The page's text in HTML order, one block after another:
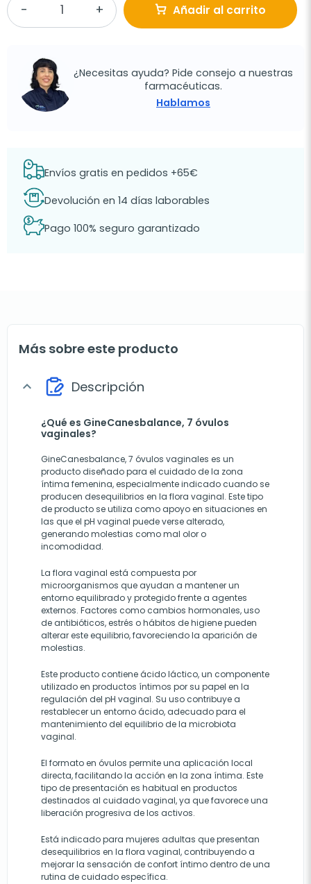
Añadir al carrito
¿Necesitas ayuda? Pide consejo a nuestras
farmacéuticas.
Hablamos
Envíos gratis en pedidos +65€
Devolución en 14 días laborables
Pago 100% seguro garantizado
Más sobre este producto
expand_more Descripción
¿Qué es GineCanesbalance, 7 óvulos
vaginales?
GineCanesbalance, 7 óvulos vaginales es un
producto diseñado para el cuidado de la zona
íntima femenina, especialmente indicado cuando se
producen desequilibrios en la flora vaginal. Este tipo
de producto se utiliza como apoyo en situaciones en
las que el pH vaginal puede verse alterado,
generando molestias como mal olor o
incomodidad.
La flora vaginal está compuesta por
microorganismos que ayudan a mantener un
entorno equilibrado y protegido frente a agentes
externos. Factores como cambios hormonales, uso
de antibióticos, estrés o hábitos de higiene pueden
alterar este equilibrio, favoreciendo la aparición de
molestias.
Este producto contiene ácido láctico, un componente
utilizado en productos íntimos por su papel en la
regulación del pH vaginal. Su uso contribuye a
restablecer un entorno ácido, adecuado para el
mantenimiento del equilibrio de la microbiota
vaginal.
El formato en óvulos permite una aplicación local
directa, facilitando la acción en la zona íntima. Este
tipo de presentación es habitual en productos
destinados al cuidado vaginal, ya que favorece una
liberación progresiva de los activos.
Está indicado para mujeres adultas que presentan
desequilibrios en la flora vaginal, contribuyendo a
mejorar la sensación de confort íntimo dentro de una
rutina de cuidado específica.